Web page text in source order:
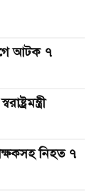
আটক ৭
নিহত ৭